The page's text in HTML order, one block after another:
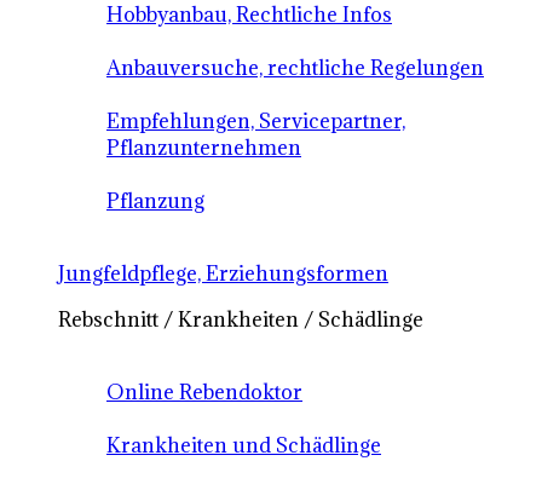
Hobbyanbau, Rechtliche Infos
Anbauversuche, rechtliche Regelungen
Empfehlungen, Servicepartner,
Pflanzunternehmen
Pflanzung
Jungfeldpflege, Erziehungsformen
Rebschnitt / Krankheiten / Schädlinge
Online Rebendoktor
Krankheiten und Schädlinge